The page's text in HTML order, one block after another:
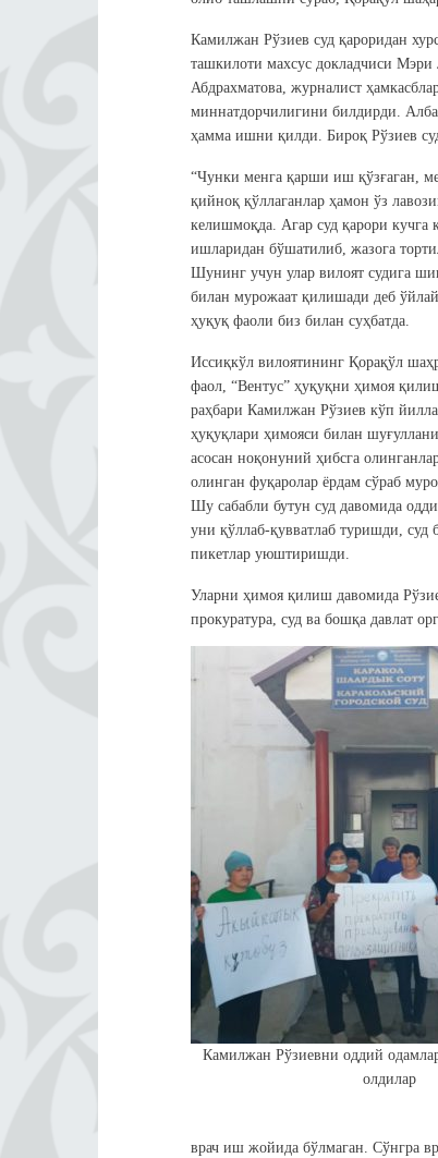
Камилжан Рўзиев суд қароридан
ташкилоти махсус докладчиси
Абдрахматова, журналист
миннатдорчилигини билдирди.
ҳамма ишни қилди. Бироқ Рўзиев
“Чунки менга қарши иш қўзғаган,
қийноқ қўллаганлар ҳамон ўз
келишмоқда. Агар суд қарори кучга
ишларидан бўшатилиб, жазога
Шунинг учун улар вилоят судига
билан мурожаат қилишади деб
ҳуқуқ фаоли биз билан суҳбатда.
Иссиқкўл вилоятининг Қорақўл
фаол, “Вентус” ҳуқуқни ҳимоя
раҳбари Камилжан Рўзиев кўп
ҳуқуқлари ҳимояси билан
асосан ноқонуний ҳибсга
олинган фуқаролар ёрдам сўраб
Шу сабабли бутун суд давомида
уни қўллаб-қувватлаб туришди, суд
пикетлар уюштиришди.
Камилжан Рўзиевни оддий
олдилар
Уларни ҳимоя қилиш давомида
прокуратура, суд ва бошқа давлат
врач иш жойида бўлмаган. Сўнгра